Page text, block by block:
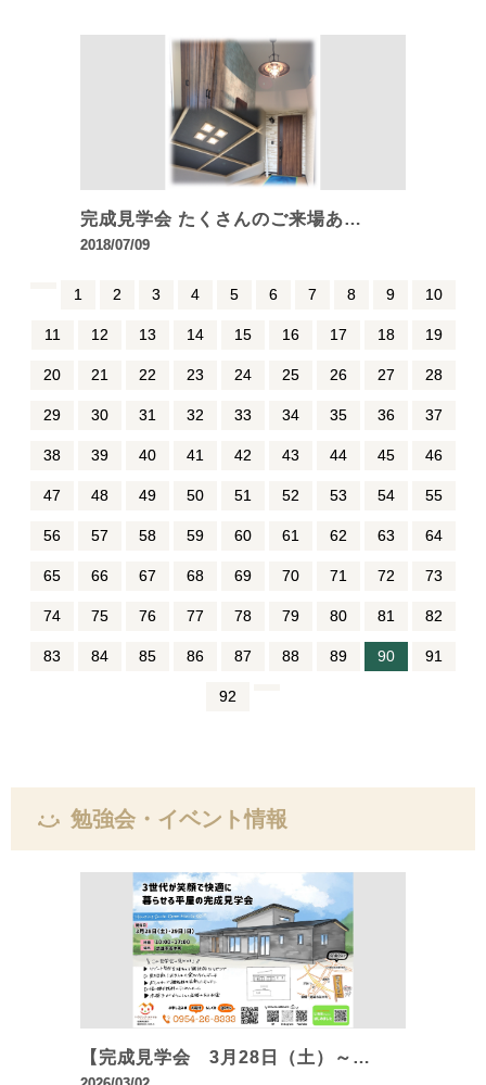
完成見学会 たくさんのご来場あ…
2018/07/09
1 2 3 4 5 6 7 8 9 10
11 12 13 14 15 16 17 18 19
20 21 22 23 24 25 26 27 28
29 30 31 32 33 34 35 36 37
38 39 40 41 42 43 44 45 46
47 48 49 50 51 52 53 54 55
56 57 58 59 60 61 62 63 64
65 66 67 68 69 70 71 72 73
74 75 76 77 78 79 80 81 82
83 84 85 86 87 88 89 90 91
92
勉強会・イベント情報
【完成見学会 3月28日（土）～…